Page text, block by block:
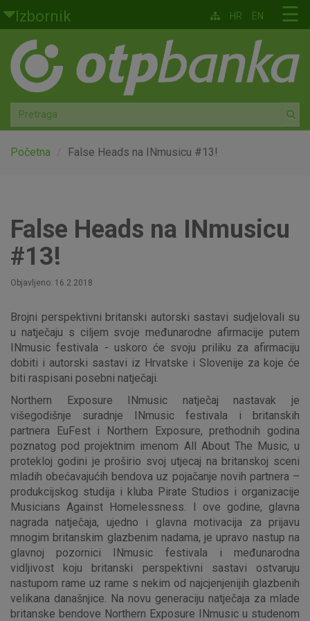
Skoči na glavni sadržaj
Izbornik
Građani
Privatno bankarstvo
Agro
Mala poduzeća i obrtnici
Globalna tržišta
Faktoring
O nama
☰
HR EN
Početna False Heads na INmusicu #13!
False Heads na INmusicu
#13!
Objavljeno: 16.2.2018
Brojni perspektivni britanski autorski sastavi sudjelovali su
u natječaju s ciljem svoje međunarodne afirmacije putem
INmusic festivala - uskoro će svoju priliku za afirmaciju
dobiti i autorski sastavi iz Hrvatske i Slovenije za koje će
biti raspisani posebni natječaji.
Northern Exposure INmusic natječaj nastavak je
višegodišnje suradnje INmusic festivala i britanskih
partnera EuFest i Northern Exposure, prethodnih godina
poznatog pod projektnim imenom All About The Music, u
protekloj godini je proširio svoj utjecaj na britanskoj sceni
mladih obećavajućih bendova uz pojačanje novih partnera –
produkcijskog studija i kluba Pirate Studios i organizacije
Musicians Against Homelessness. I ove godine, glavna
nagrada natječaja, ujedno i glavna motivacija za prijavu
mnogim britanskim glazbenim nadama, je upravo nastup na
glavnoj pozornici INmusic festivala i međunarodna
vidljivost koju britanski perspektivni sastavi ostvaruju
nastupom rame uz rame s nekim od najcjenjenijih glazbenih
velikana današnjice. Na novu generaciju natječaja za mlade
britanske bendove Northern Exposure INmusic u studenom